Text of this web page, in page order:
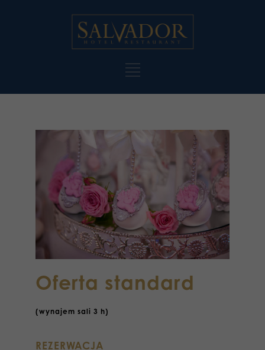
Oferta standard
(wynajem sali 3 h)
REZERWACJA